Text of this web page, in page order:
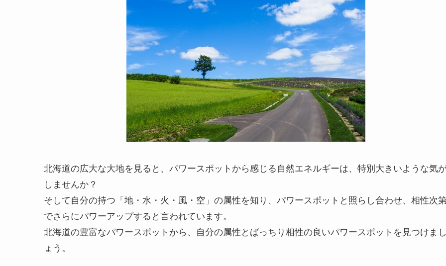
北海道の広大な大地を見ると、パワースポットから感じる自然エネルギーは、特別大きいような気
しませんか？
そして自分の持つ「地・水・火・風・空」の属性を知り、パワースポットと照らし合わせ、相性次
でさらにパワーアップすると言われています。
北海道の豊富なパワースポットから、自分の属性とばっちり相性の良いパワースポットを見つけま
ょう。